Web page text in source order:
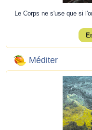
Le Corps ne s'use que si
Méditer